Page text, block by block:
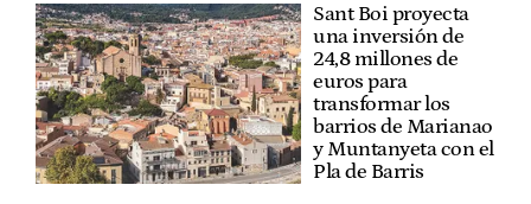
Sant Boi proyecta
una inversión de
24,8 millones de
euros para
transformar los
barrios de Marianao
y Muntanyeta con el
Pla de Barris